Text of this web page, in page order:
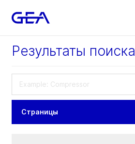
Результаты поиска
Страницы